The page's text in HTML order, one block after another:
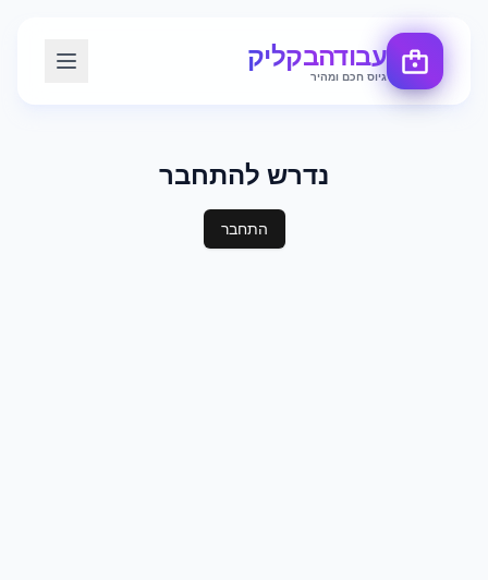
עבודהבקליק
גיוס חכם ומהיר
נדרש להתחבר
התחבר